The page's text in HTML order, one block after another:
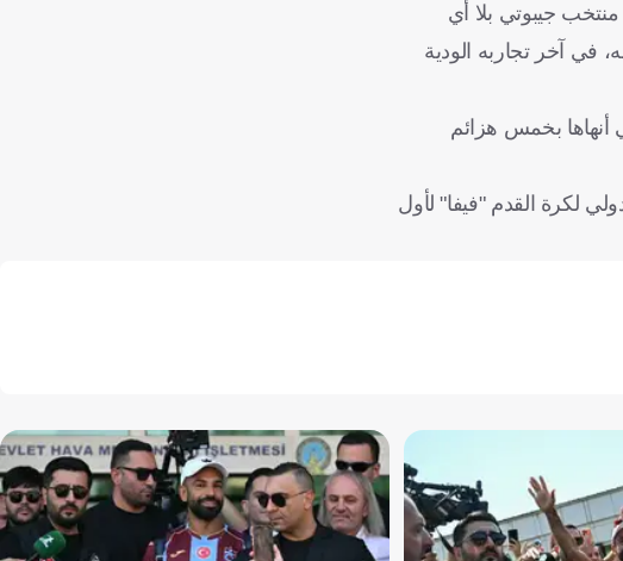
له التعادل في مباراة واحدة وتلقي 4 هزائم، بينما بقي منتخب جيبوتي بلا أي
البحريني من التخلص من آثار خسارته أمام الصومال (1-2) على أرضه، في آخر تجاربه الودية
رغم الخسارة، وظهر بمستوى أفضل مقارنةً بمشواره في تصفيات كأس العالم 2026، التي أنهاها بخمس هزائم
في قطر نهاية عام 2021، تحت رعاية الاتحاد الدولي لكرة القدم "فيفا" لأول